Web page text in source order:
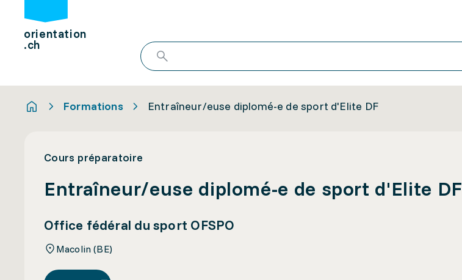
orientation
.ch
Formations Entraîneur/euse diplomé-e de sport d'Elite DF
Cours préparatoire
Entraîneur/euse diplomé-e de sport d'Elite DF
Office fédéral du sport OFSPO
Macolin (BE)